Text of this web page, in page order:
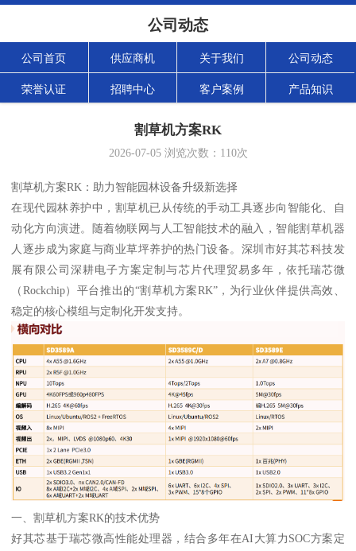
公司动态
公司首页 供应商机 关于我们 公司动态
荣誉认证 招聘中心 客户案例 产品知识
割草机方案RK
2026-07-05浏览次数： 110次
割草机方案RK：助力智能园林设备升级新选择
在现代园林养护中，割草机已从传统的手动工具逐步向智能化、自
动化方向演进。随着物联网与人工智能技术的融入，智能割草机器
人逐步成为家庭与商业草坪养护的热门设备。深圳市好其芯科技发
展有限公司深耕电子方案定制与芯片代理贸易多年，依托瑞芯微
（Rockchip）平台推出的“割草机方案RK”，为行业伙伴提供高效、
稳定的核心模组与定制化开发支持。
一、割草机方案RK的技术优势
好其芯基于瑞芯微高性能处理器，结合多年在AI大算力SOC方案定